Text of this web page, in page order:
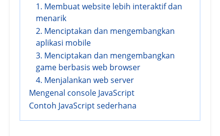
1. Membuat website lebih interaktif dan
menarik
2. Menciptakan dan mengembangkan
aplikasi mobile
3. Menciptakan dan mengembangkan
game berbasis web browser
4. Menjalankan web server
Mengenal console JavaScript
Contoh JavaScript sederhana